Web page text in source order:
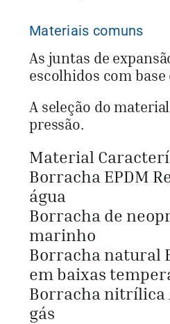
Materiais comuns
As juntas de
escolhidos com
A seleção do
pressão.
Material
Borracha EPDM
água
Borracha de
marinho
Borracha natural
em baixas
Borracha nitrílica
gás